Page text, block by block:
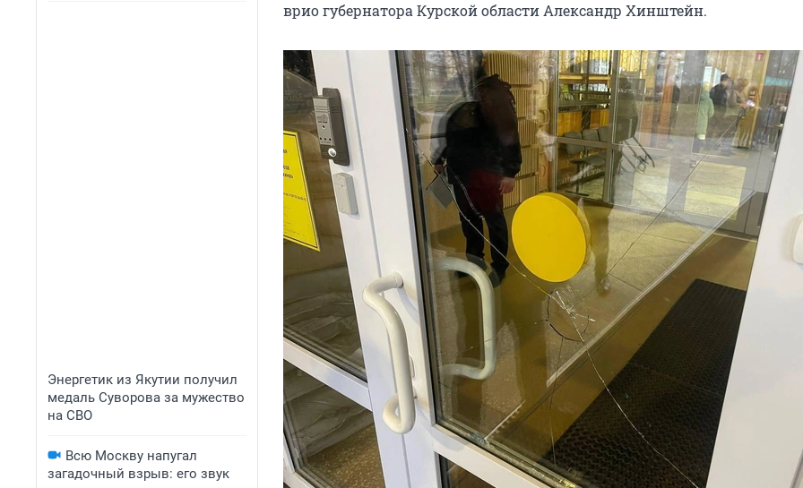
Энергетик из Якутии получил
медаль Суворова за мужество
на СВО
Всю Москву напугал
загадочный взрыв: его звук
врио губернатора Курской области Александр Хинштейн.